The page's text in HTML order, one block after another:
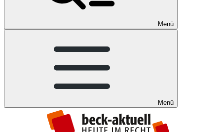
Menü
Menü